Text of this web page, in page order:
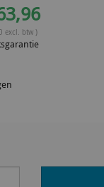
excl. btw )